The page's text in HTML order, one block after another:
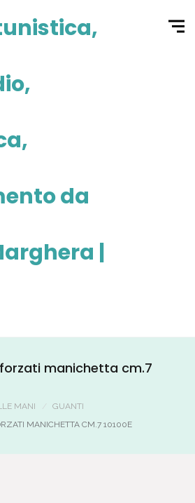
manichetta cm.7
MANI
GUANTI
MANICHETTA CM.7 10100E